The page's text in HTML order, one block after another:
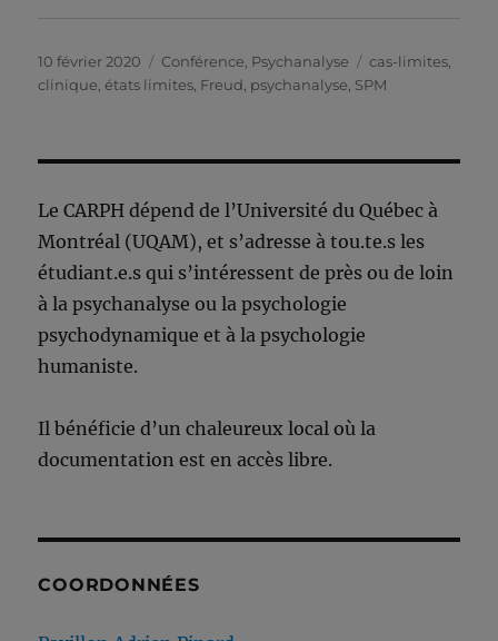
Publié
le
10 février 2020 Catégories
Conférence Psychanalyse Étiquettes
cas-limites
clinique ,états limites Freud psychanalyse SPM
Le CARPH dépend de l’Université du Québec à
Montréal (UQAM), et s’adresse à tou.te.s les
étudiant.e.s qui s’intéressent de près ou de loin
à la psychanalyse ou la psychologie
psychodynamique et à la psychologie
humaniste.
Il bénéficie d’un chaleureux local où la
documentation est en accès libre.
COORDONNÉES